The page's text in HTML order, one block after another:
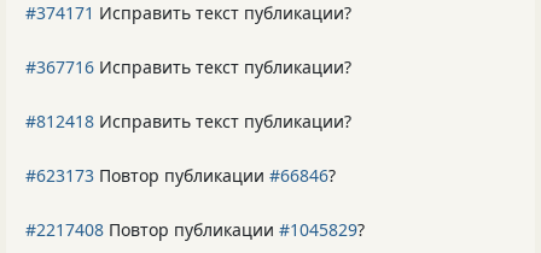
#374171 Исправить текст публикации?
#367716 Исправить текст публикации?
#812418 Исправить текст публикации?
#623173 Повтор публикации #66846?
#2217408 Повтор публикации #1045829?